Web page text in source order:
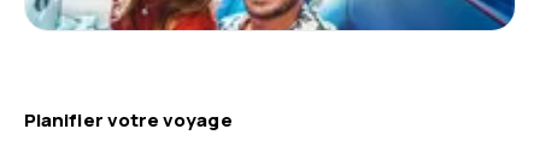
Planifier votre voyage